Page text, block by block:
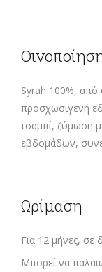
Syrah 100%, από
προσχωσιγενή
τσαμπί, ζύμωση
εβδομάδων,
Ωρίμαση
Για 12 μήνες, σε
Μπορεί να